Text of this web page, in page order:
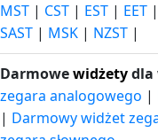
71 dni
temu
72 dni
MST | CST | EST | EET |
SAST | MSK | NZST |
Darmowewidżetydla
zegara analogowego |
| Darmowy widżet